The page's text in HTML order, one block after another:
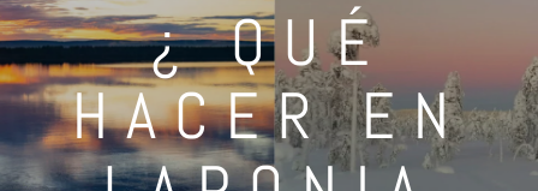
¿ QUÉ
HACER EN